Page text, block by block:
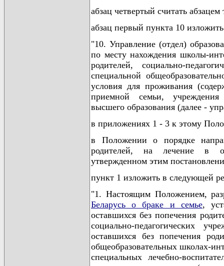
абзац четвертый считать абзацем
абзац первый пункта 10
"10. Управление (отдел)
по месту нахождения школы-
родителей, социально-
специальной
условия для проживания
приемной семьи, учреждения
высшего образования (далее -
в приложениях 1 - 3 к этому
в Положении о порядке
родителей, на лечение в
утвержденном этим
пункт 1 изложить в следующей
"1. Настоящим Положением,
Беларусь о браке и семье,
оставшихся без попечения
социально-педагогических
оставшихся без попечения
общеобразовательных школах-
специальных лечебно-